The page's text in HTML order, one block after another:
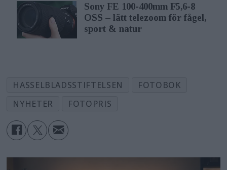
Sony FE 100-400mm F5,6-8
OSS – lätt telezoom för fågel,
sport & natur
HASSELBLADSSTIFTELSEN
FOTOBOK
NYHETER
FOTOPRIS